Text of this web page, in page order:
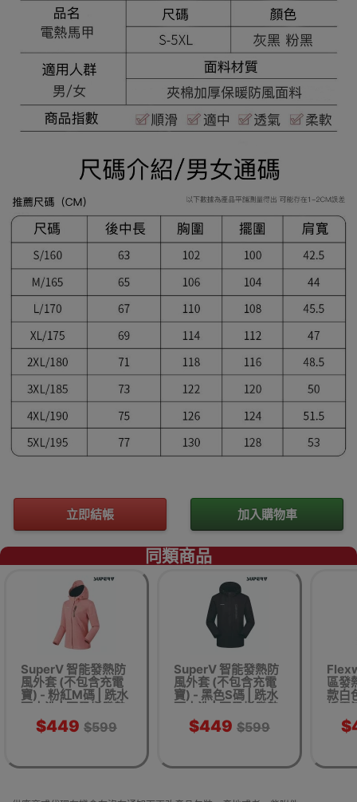
立即結帳 加入購物車
同類商品
SuperV 智能發熱防
風外套 (不包含充電
寶) - 粉紅M碼 | 跣水
可水洗 | 石墨烯發熱
| 香港行貨
$449 $599
SuperV 智能發熱防
風外套 (不包含充電
寶) - 黑色S碼 | 跣水
可水洗 | 石墨烯發熱
| 香港行貨
$449 $599
區發
款白
括電
溫
熱